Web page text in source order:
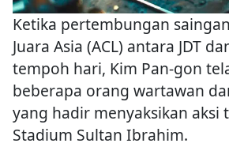
Ketika pertembungan
Juara Asia (ACL) antara JDT
tempoh hari, Kim Pan-gon
beberapa orang wartawan
yang hadir menyaksikan aksi
Stadium Sultan Ibrahim.